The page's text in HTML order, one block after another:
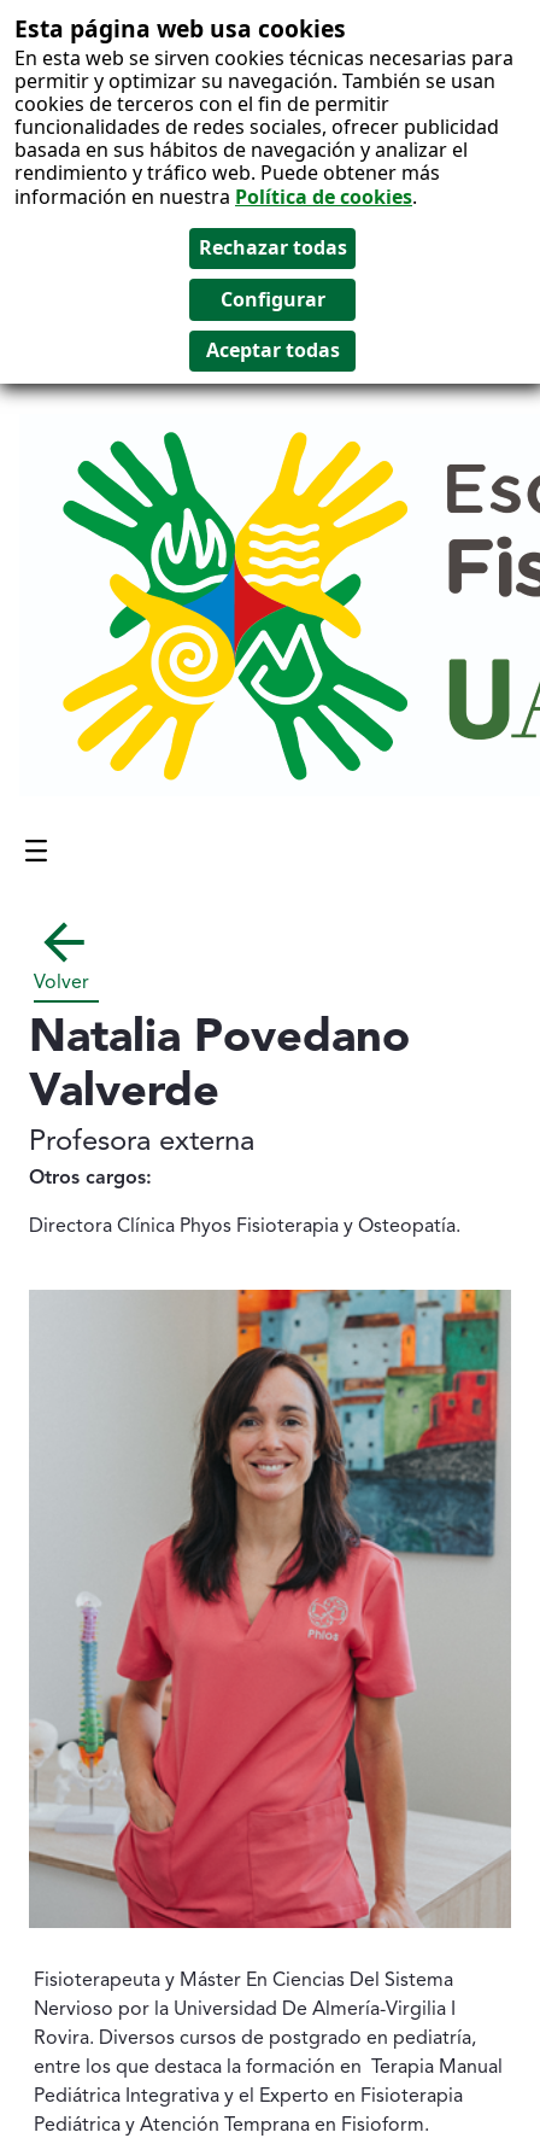
Esta página web usa cookies
En esta web se sirven cookies técnicas necesarias para
permitir y optimizar su navegación. También se usan
cookies de terceros con el fin de permitir
funcionalidades de redes sociales, ofrecer publicidad
basada en sus hábitos de navegación y analizar el
rendimiento y tráfico web. Puede obtener más
información en nuestra Política de cookies.
Salto al
contenido
Contenido principal
Volver
Natalia Povedano
Valverde
Profesora externa
Otros cargos:
Directora Clínica Phyos Fisioterapia y Osteopatía.
Fisioterapeuta y Máster En Ciencias Del Sistema
Nervioso por la Universidad De Almería-Virgilia I
Rovira. Diversos cursos de postgrado en pediatría,
entre los que destaca la formación en Terapia Manual
Pediátrica Integrativa y el Experto en Fisioterapia
Pediátrica y Atención Temprana en Fisioform.